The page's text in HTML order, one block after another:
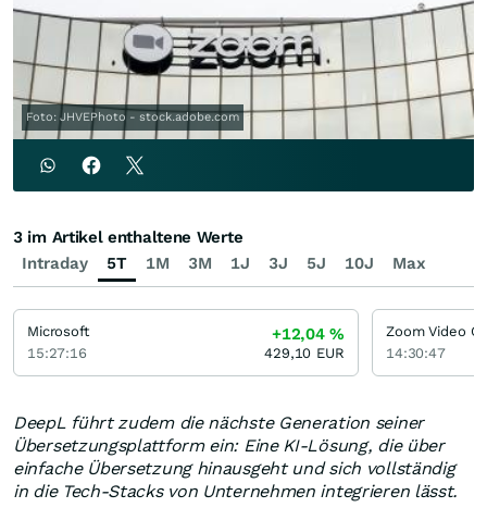
Foto: JHVEPhoto - stock.adobe.com
DeepL führt zudem die nächste Generation seiner
Übersetzungsplattform ein: Eine KI-Lösung, die über
einfache Übersetzung hinausgeht und sich vollständig
in die Tech-Stacks von Unternehmen integrieren lässt.
Intraday 5T 1M 3M 1J 3J 5J 10J Max
3 im Artikel enthaltene Werte
Microsoft
15:27:16
+12,04%
429,10 EUR 14:30:47